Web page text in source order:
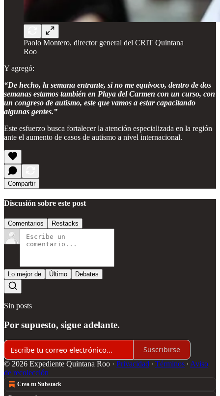
Paolo Montero, director general del CRIT Quintana
Roo
Y agregó:
“De hecho, la semana entrante, si no me equivoco, dentro de dos
semanas estamos también en Playa del Carmen con un curso, con
un congreso de autismo, este que vamos a estar capacitando
algunas gentes.”
Este esfuerzo busca fortalecer la atención especializada en la región
ante el aumento de casos de autismo a nivel internacional.
Compartir
Discusión sobre este post
Comentarios Restacks
Lo mejor de Último Debates
Sin posts
Por supuesto, sigue adelante.
Suscribirse
© 2026 Expediente Quintana Roo · Privacidad ∙ Términos ∙ Aviso
de recolección
Crea tu Substack